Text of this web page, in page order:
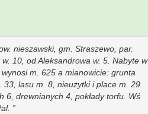
nieszawski, gm. Straszewo, par.
10, od Aleksandrowa w. 5. Nabyte w
m. 625 a mianowicie: grunta
lasu m. 8, nieużytki i place m. 29.
6, drewnianych 4, pokłady torfu. Wś